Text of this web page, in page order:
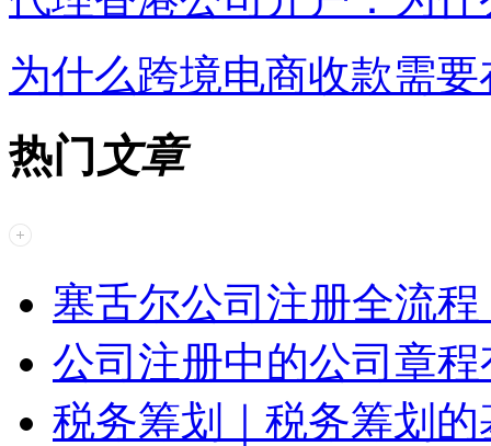
为什么跨境电商收款需
热门 文章
塞舌尔公司注册全流
公司注册中的公司章
税务筹划｜税务筹划